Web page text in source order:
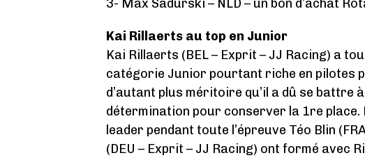
3- Max Sadurski – NLD – un bon d’achat
Kai Rillaerts au top en Junior
Kai Rillaerts (BEL – Exprit – JJ Racing) a
catégorie Junior pourtant riche en pilotes
d’autant plus méritoire qu’il a dû se battre
détermination pour conserver la 1re place.
leader pendant toute l’épreuve Téo Blin
(DEU – Exprit – JJ Racing) ont formé avec